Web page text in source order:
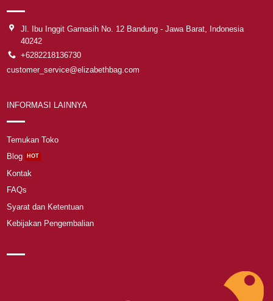
Jl. Ibu Inggit Garnasih No. 12 Bandung - Jawa Barat, Indonesia
40242
+6282218136730
customer_service@elizabethbag.com
INFORMASI LAINNYA
Temukan Toko
Blog
Kontak
FAQs
Syarat dan Ketentuan
Kebijakan Pengembalian